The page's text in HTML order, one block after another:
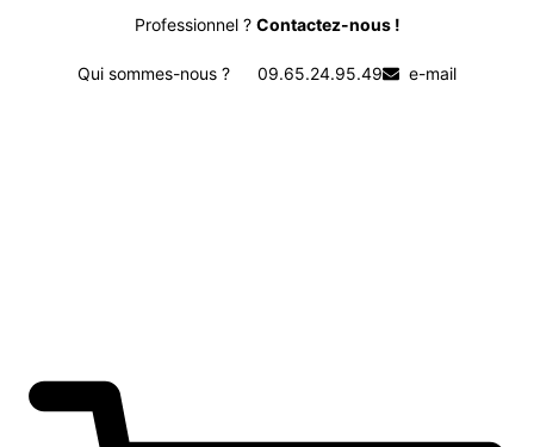
Professionnel ? Contactez-nous !
Qui sommes-nous ? 09.65.24.95.49 e-mail